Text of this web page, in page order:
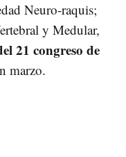
Neuro-raquis;
y Medular,
21 congreso de
marzo.